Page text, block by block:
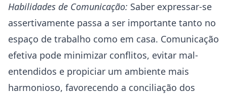
Habilidades de Comunicação: Saber expressar-se
assertivamente passa a ser importante tanto no
espaço de trabalho como em casa. Comunicação
efetiva pode minimizar conflitos, evitar mal-
entendidos e propiciar um ambiente mais
harmonioso, favorecendo a conciliação dos